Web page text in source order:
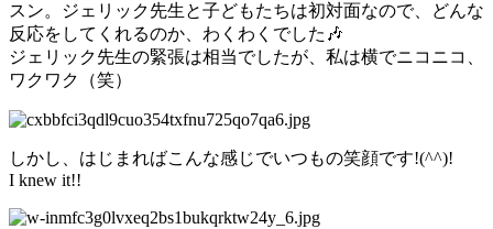
スン。ジェリック先生と子どもたちは初対面なので、どんな
反応をしてくれるのか、わくわくでした🎶
ジェリック先生の緊張は相当でしたが、私は横でニコニコ、
ワクワク（笑）
しかし、はじまればこんな感じでいつもの笑顔です!(^^)!
I knew it!!